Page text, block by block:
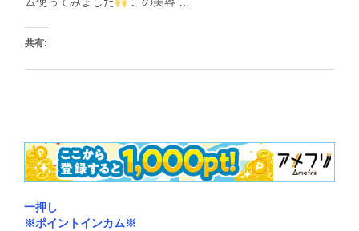
共有:
一押し
※ポイントインカム※